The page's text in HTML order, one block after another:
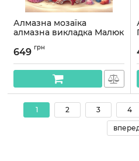
Алмазна мозаїка
алмазна викладка Малюк
OG00688SB
Артикул:OG00688SB
649 грн
1 2 3 4